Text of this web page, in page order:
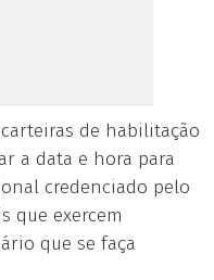
de habilitação
a data e hora para
credenciado pelo
que exercem
que se faça